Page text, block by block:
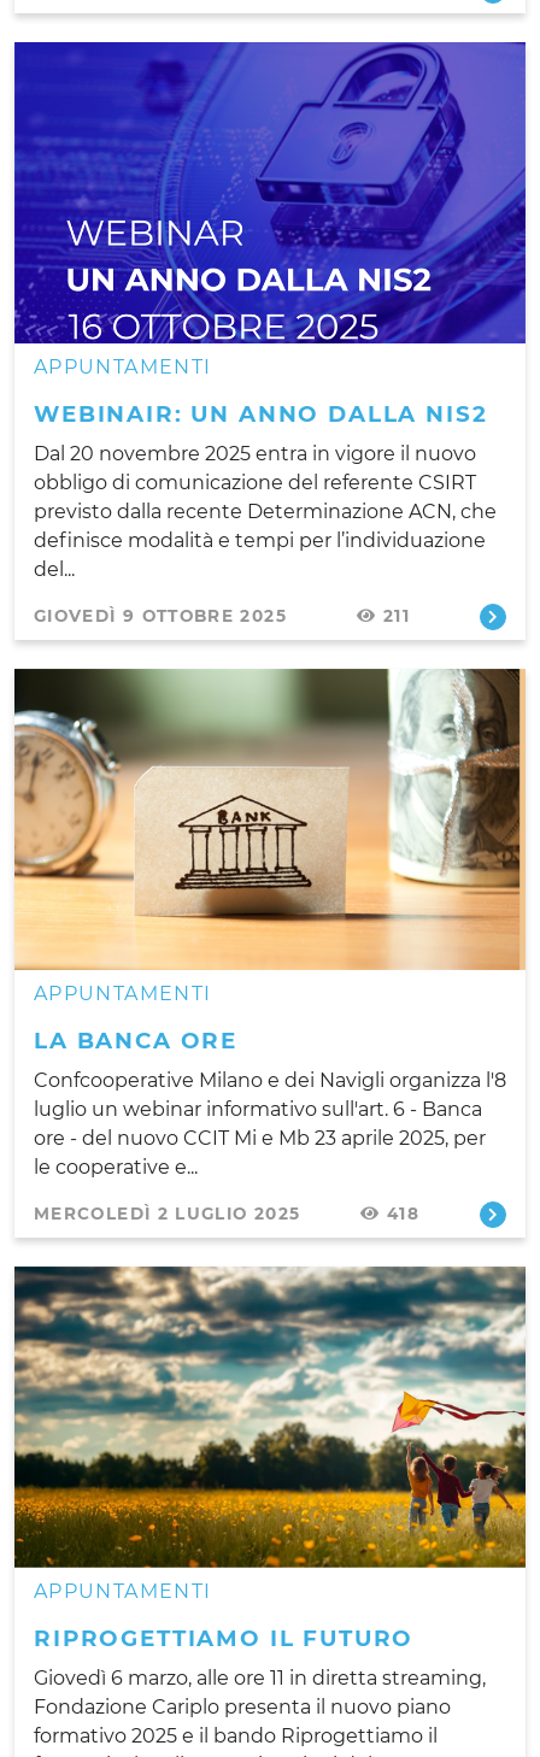
APPUNTAMENTI
WEBINAIR: UN ANNO DALLA NIS2
Dal 20 novembre 2025 entra in vigore il nuovo
obbligo di comunicazione del referente CSIRT
previsto dalla recente Determinazione ACN, che
definisce modalità e tempi per l’individuazione
del...
GIOVEDÌ 9 OTTOBRE 2025 211
APPUNTAMENTI
LA BANCA ORE
Confcooperative Milano e dei Navigli organizza l'8
luglio un webinar informativo sull'art. 6 - Banca
ore - del nuovo CCIT Mi e Mb 23 aprile 2025, per
le cooperative e...
MERCOLEDÌ 2 LUGLIO 2025 418
APPUNTAMENTI
RIPROGETTIAMO IL FUTURO
Giovedì 6 marzo, alle ore 11 in diretta streaming,
Fondazione Cariplo presenta il nuovo piano
formativo 2025 e il bando Riprogettiamo il